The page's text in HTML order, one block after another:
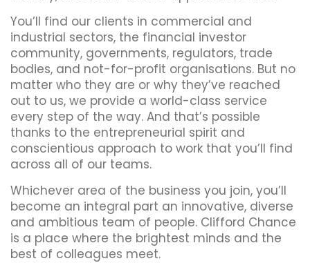
You’ll find our clients in commercial and
industrial sectors, the financial investor
community, governments, regulators, trade
bodies, and not-for-profit organisations. But no
matter who they are or why they’ve reached
out to us, we provide a world-class service
every step of the way. And that’s possible
thanks to the entrepreneurial spirit and
conscientious approach to work that you’ll find
across all of our teams.
Whichever area of the business you join, you’ll
become an integral part an innovative, diverse
and ambitious team of people. Clifford Chance
is a place where the brightest minds and the
best of colleagues meet.